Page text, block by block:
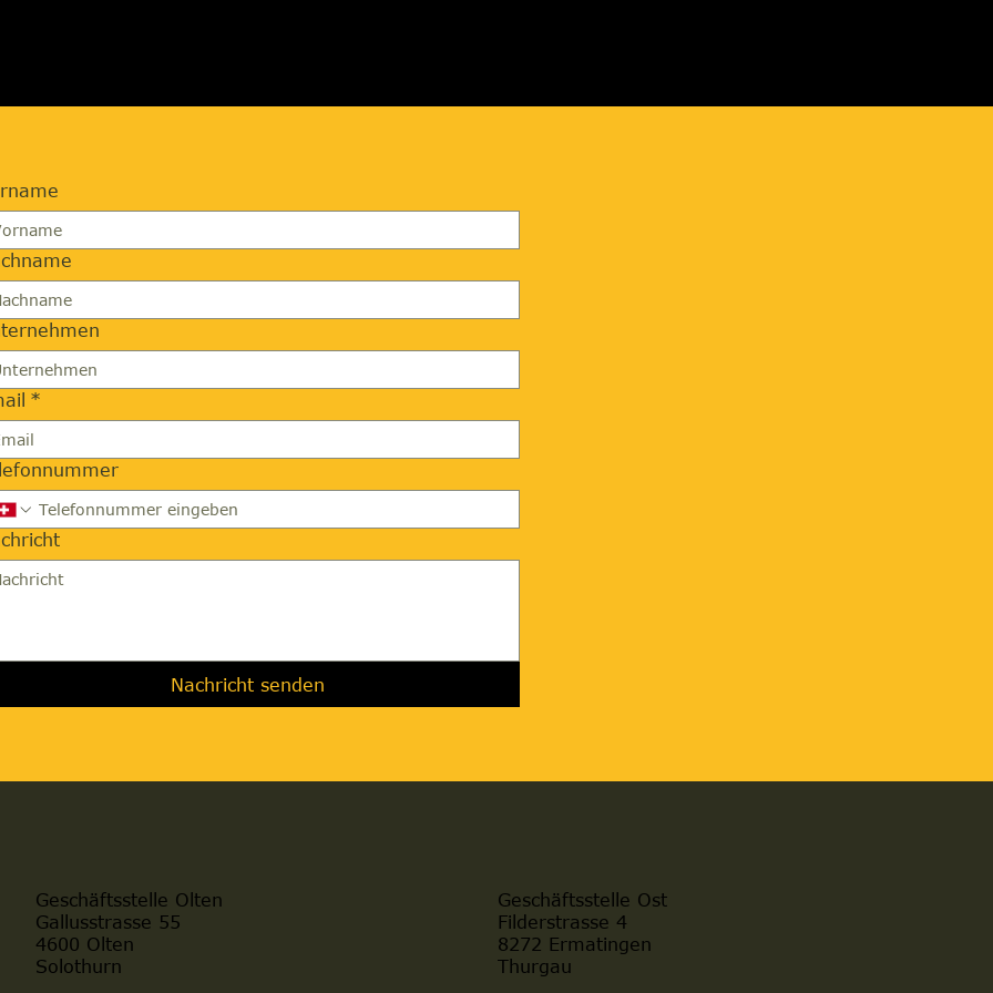
*
Nachricht senden
Geschäftsstelle Olten
Gallusstrasse 55
4600 Olten
Geschäftsstelle Ost
Filderstrasse 4
8272 Ermatingen
Solothurn Thurgau